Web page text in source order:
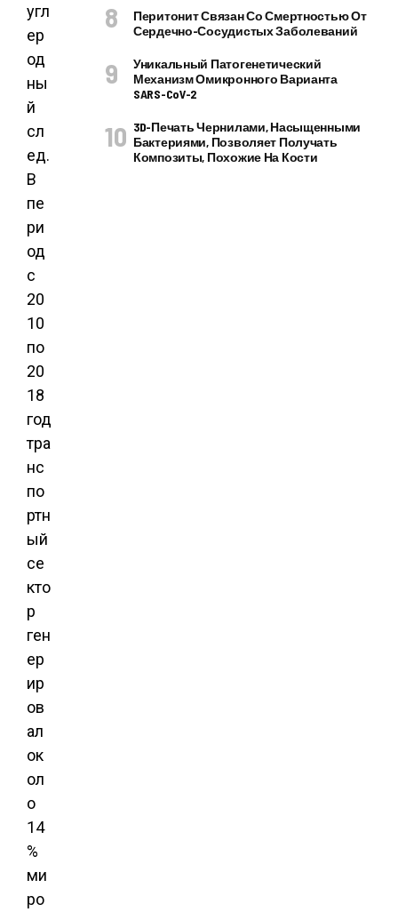
угл
ер
од
ны
й
сл
ед.
В
пе
ри
од
с
20
10
по
20
18
год
тра
нс
по
ртн
ый
се
кто
р
ген
ер
ир
ов
ал
ок
ол
о
14
%
ми
ро
Перитонит Связан Со Смертностью От
Сердечно-Сосудистых Заболеваний
Уникальный Патогенетический
Механизм Омикронного Варианта
SARS-CoV-2
3D-Печать Чернилами, Насыщенными
Бактериями, Позволяет Получать
Композиты, Похожие На Кости